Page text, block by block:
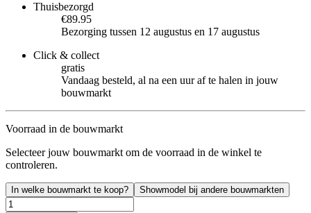
Thuisbezorgd
€89.95
Bezorging tussen 12 augustus en 17 augustus
Click & collect
gratis
Vandaag besteld, al na een uur af te halen in jouw
bouwmarkt
Voorraad in de bouwmarkt
Selecteer jouw bouwmarkt om de voorraad in de winkel te
controleren.
In welke bouwmarkt te koop? Showmodel bij andere bouwmarkten